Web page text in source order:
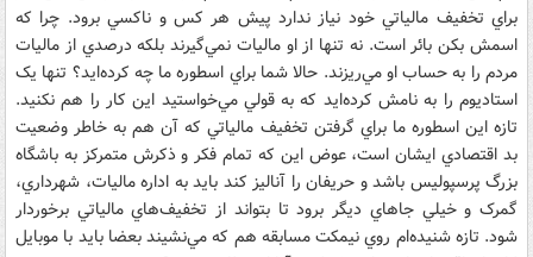
براي تخفيف مالياتي خود نياز ندارد پيش هر کس و ناکسي برود. چرا که
اسمش بکن بائر است. نه تنها از او ماليات نمي‌گيرند بلکه درصدي از ماليات
مردم را به حساب او مي‌ريزند. حالا شما براي اسطوره ما چه کرده‌ايد؟ تنها يک
استاديوم را به نامش کرده‌ايد که به قولي مي‌خواستيد اين کار را هم نکنيد.
تازه اين اسطوره ما براي گرفتن تخفيف مالياتي که آن هم به خاطر وضعيت
بد اقتصادي‌ ايشان است، عوض اين که تمام فکر و ذکرش متمرکز به باشگاه
بزرگ پرسپوليس باشد و حريفان را آناليز کند بايد به اداره ماليات، شهرداري،
گمرک و خيلي جاهاي ديگر برود تا بتواند از تخفيف‌هاي مالياتي برخوردار
شود. تازه شنيده‌ام روي نيمکت مسابقه هم که مي‌نشيند بعضا بايد با موبايل